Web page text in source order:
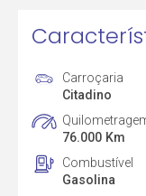
Carroçaria
Citadino
76.000 Km
Combustível
Gasolina